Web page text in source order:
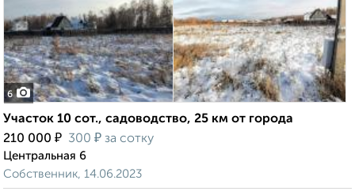
6
Участок 10 сот., садоводство, 25 км от города
210 000 ₽ 300 ₽ за сотку
Центральная 6
Собственник, 14.06.2023